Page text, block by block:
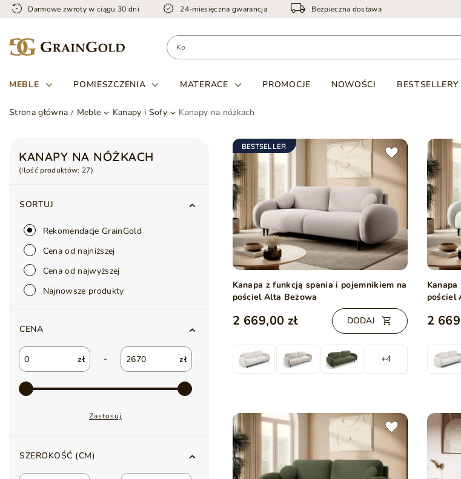
Darmowe zwroty w ciągu 30 dni 24-miesięczna gwarancja Bezpieczna dostawa
MEBLE POMIESZCZENIA MATERACE PROMOCJE NOWOŚCI BESTSELLERY
Strona główna Meble Kanapy i Sofy Kanapy na nóżkach
KANAPY NA NÓŻKACH
(Ilość produktów: 27)
SORTUJ
Rekomendacje GrainGold
Cena od najniższej
Cena od najwyższej
Najnowsze produkty
CENA
zł - zł
Zastosuj
SZEROKOŚĆ (CM)
BESTSELLER
Kanapa z funkcją spania i pojemnikiem na
pościel Alta Beżowa
2 669,00 zł DODAJ
+4
pościel
2